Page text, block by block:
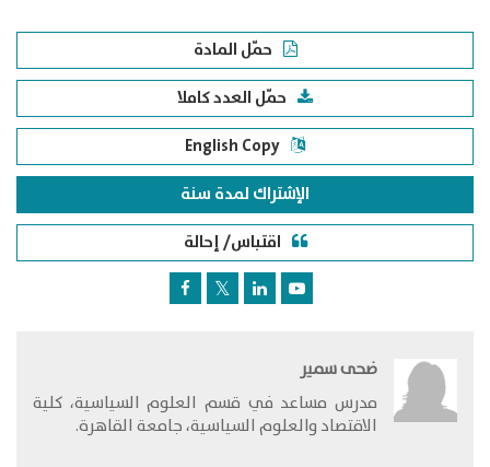
حمّل المادة
حمّل العدد كاملا
English Copy
الإشتراك لمدة سنة
اقتباس/ إحالة
ضحى سمير
​مدرس مساعد في قسم العلوم السياسية، كلية
الاقتصاد والعلوم السياسية، جامعة القاهرة.